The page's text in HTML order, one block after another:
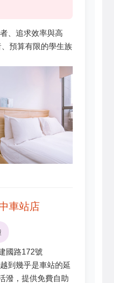
、追求效率與高
預算有限的學生族
車站店
國路172號
到幾乎是車站的延
潑，提供免費自助